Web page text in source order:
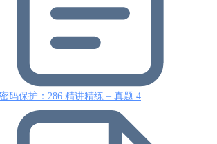
密码保护：286 精讲精练 – 真题 4